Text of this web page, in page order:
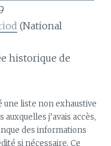
(National
historique de
une liste non exhaustive
j’avais accès,
des informations
si nécessaire. Ce